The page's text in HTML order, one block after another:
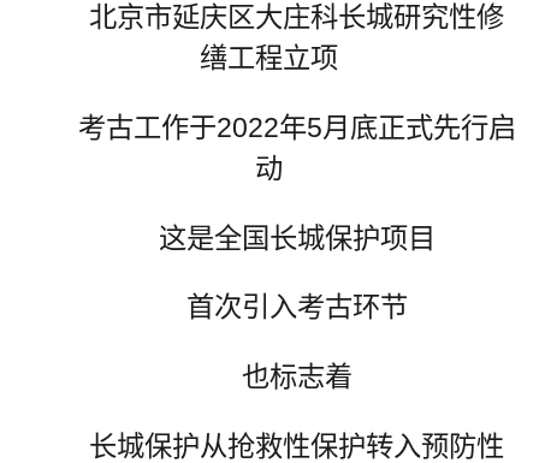
北京市延庆区大庄科长城研究性修
缮工程立项
考古工作于2022年5月底正式先行启
动
这是全国长城保护项目
首次引入考古环节
也标志着
长城保护从抢救性保护转入预防性